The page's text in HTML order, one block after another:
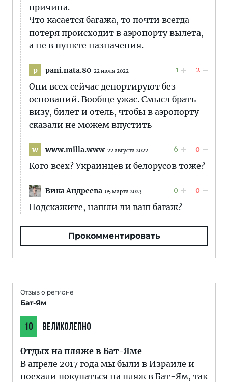
причина.
Что касается багажа, то почти всегда
потеря происходит в аэропорту вылета,
а не в пункте назначения.
p pani.nata.80 22 июля 2022 1 2
Они всех сейчас депортируют без
оснований. Вообще ужас. Смысл брать
визу, билет и отель, чтобы в аэропорту
сказали не можем впустить
w www.milla.www 22 августа 2022 6 0
Кого всех? Украинцев и белорусов тоже?
Вика Андреева 05 марта 2023 0 0
Подскажите, нашли ли ваш багаж?
Прокомментировать
Отзыв о регионе
Бат-Ям
10 ВЕЛИКОЛЕПНО
Отдых на пляже в Бат-Яме
В апреле 2017 года мы были в Израиле и
поехали покупаться на пляж в Бат-Ям, так